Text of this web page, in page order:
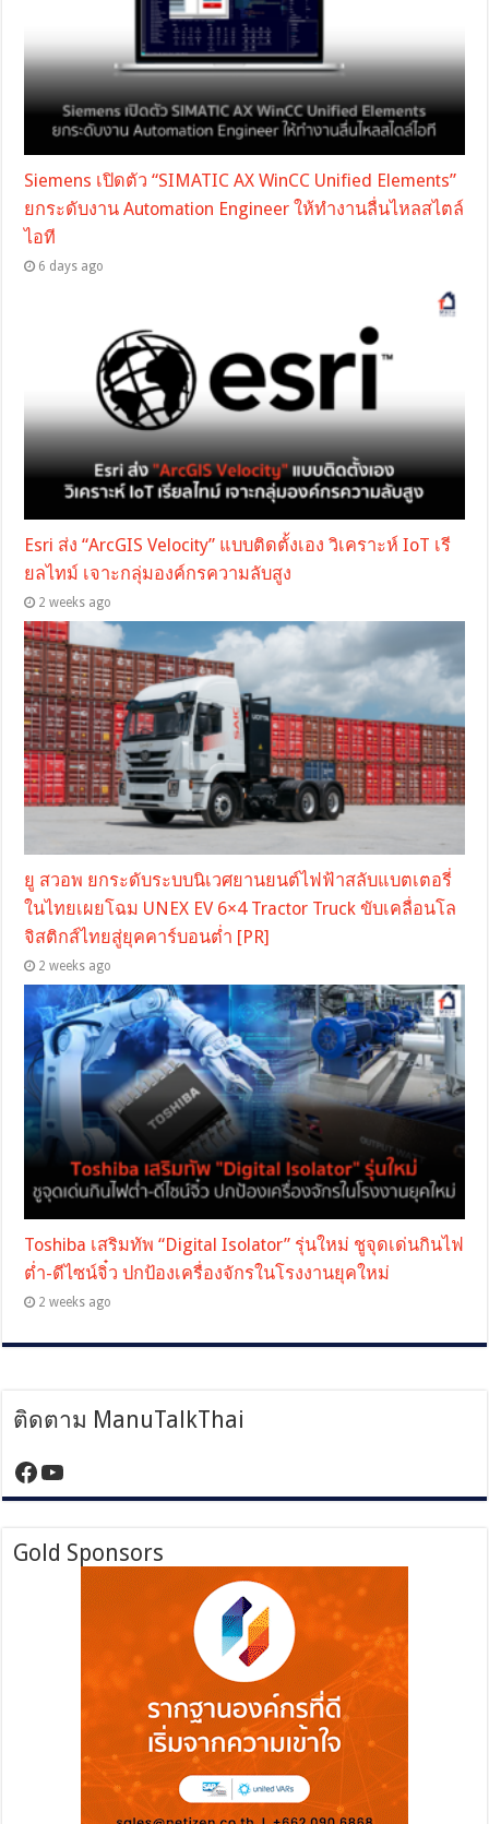
Siemens เปิดตัว “SIMATIC AX WinCC Unified Elements”
ยกระดับงาน Automation Engineer ให้ทำงานลื่นไหลสไตล์
ไอที
6 days ago
Esri ส่ง “ArcGIS Velocity” แบบติดตั้งเอง วิเคราะห์ IoT เรี
ยลไทม์ เจาะกลุ่มองค์กรความลับสูง
2 weeks ago
ยู สวอพ ยกระดับระบบนิเวศยานยนต์ไฟฟ้าสลับแบตเตอรี่
ในไทยเผยโฉม UNEX EV 6×4 Tractor Truck ขับเคลื่อนโล
จิสติกส์ไทยสู่ยุคคาร์บอนต่ำ [PR]
2 weeks ago
Toshiba เสริมทัพ “Digital Isolator” รุ่นใหม่ ชูจุดเด่นกินไฟ
ต่ำ-ดีไซน์จิ๋ว ปกป้องเครื่องจักรในโรงงานยุคใหม่
2 weeks ago
ติดตาม ManuTalkThai
https://www.facebook.com/
YouTube
Gold Sponsors